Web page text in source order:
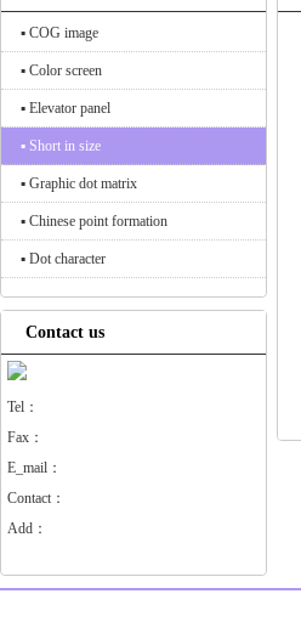
▪ COG image
▪ Color screen
▪ Elevator panel
▪ Short in size
▪ Graphic dot matrix
▪ Chinese point formation
▪ Dot character
Contact us
Tel：
Fax：
E_mail：
Contact：
Add：